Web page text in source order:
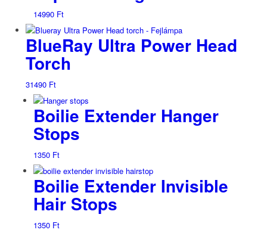
14990 Ft
BlueRay Ultra Power Head
Torch
31490 Ft
Boilie Extender Hanger
Stops
1350 Ft
Boilie Extender Invisible
Hair Stops
1350 Ft